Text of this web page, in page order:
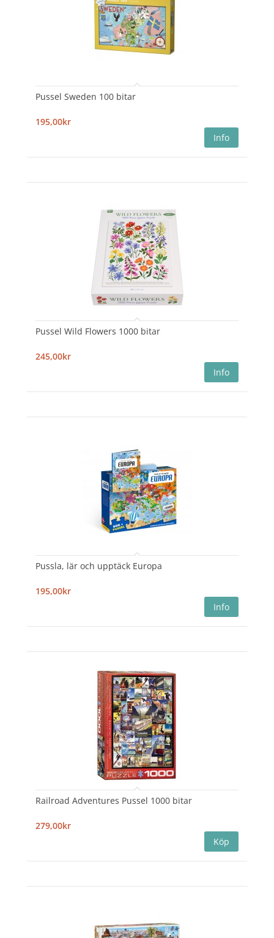
Pussel Sweden 100 bitar
195,00kr
Pussel Wild Flowers 1000 bitar
245,00kr
Pussla, lär och upptäck Europa
195,00kr
Railroad Adventures Pussel 1000 bitar
279,00kr